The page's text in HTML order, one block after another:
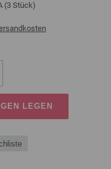
(3 Stück)
LEGEN